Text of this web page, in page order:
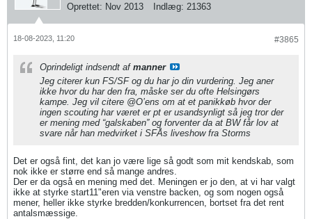
Oprettet: Nov 2013 Indlæg: 21363
#3865
18-08-2023, 11:20
Oprindeligt indsendt af manner
Jeg citerer kun FS/SF og du har jo din vurdering. Jeg aner
ikke hvor du har den fra, måske ser du ofte Helsingørs
kampe. Jeg vil citere @O’ens om at et panikkøb hvor der
ingen scouting har været er pt er usandsynligt så jeg tror der
er mening med “galskaben” og forventer da at BW får lov at
svare når han medvirket i SFÅs liveshow fra Storms
Det er også fint, det kan jo være lige så godt som mit kendskab, som
nok ikke er større end så mange andres.
Der er da også en mening med det. Meningen er jo den, at vi har valgt
ikke at styrke start11"eren via venstre backen, og som nogen også
mener, heller ikke styrke bredden/konkurrencen, bortset fra det rent
antalsmæssige.